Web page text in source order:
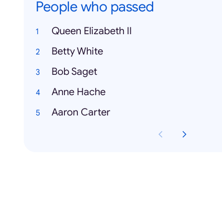
People who passed
Queen Elizabeth II
Betty White
Bob Saget
Anne Hache
Aaron Carter